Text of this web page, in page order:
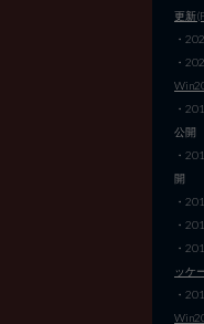
更新
・
・
・
公開
・
開
・
・
・
ッケ
・